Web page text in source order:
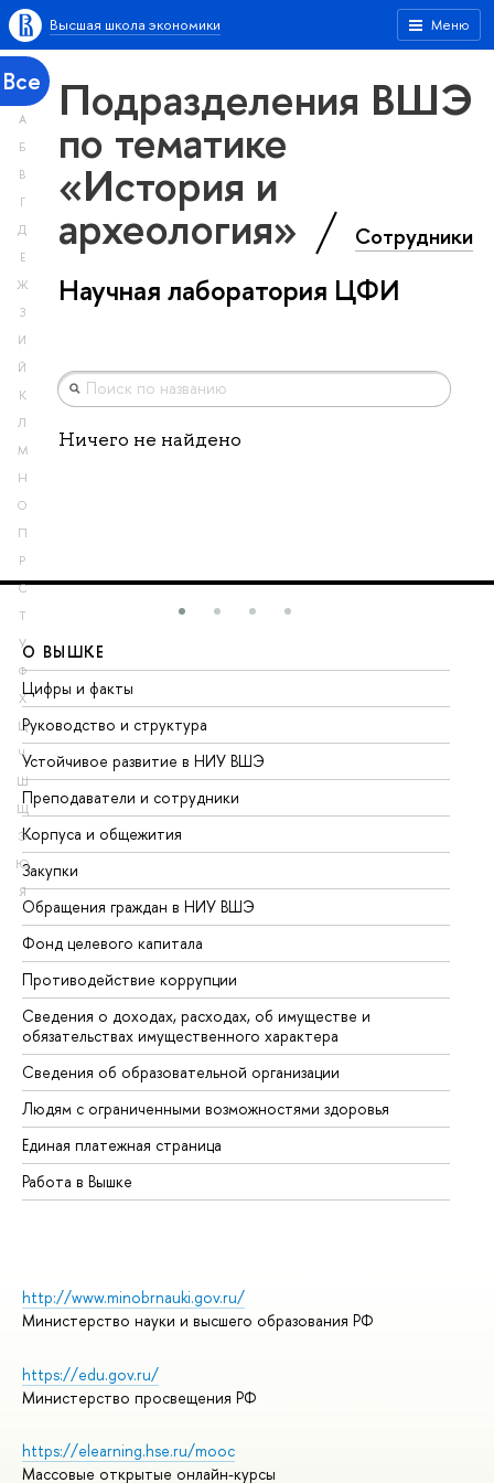
Меню
Высшая школа экономики
Все
А
Б
В
Г
Д
Е
Ж
З
И
Й
К
Л
М
Н
О
П
Р
С
Т
У
Ф
Х
Ц
Ч
Ш
Щ
Э
Ю
Я
Подразделения ВШЭ
по тематике
«История и
археология» Сотрудники
Научная лаборатория ЦФИ
Ничего не найдено
О ВЫШКЕ
Цифры и факты
Руководство и структура
Устойчивое развитие в НИУ ВШЭ
Преподаватели и сотрудники
Корпуса и общежития
Закупки
Обращения граждан в НИУ ВШЭ
Фонд целевого капитала
Противодействие коррупции
Сведения о доходах, расходах, об имуществе и
обязательствах имущественного характера
Сведения об образовательной организации
Людям с ограниченными возможностями здоровья
Единая платежная страница
Работа в Вышке
http://www.minobrnauki.gov.ru/
Министерство науки и высшего образования РФ
https://edu.gov.ru/
Министерство просвещения РФ
https://elearning.hse.ru/mooc
Массовые открытые онлайн-курсы